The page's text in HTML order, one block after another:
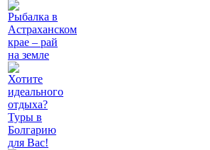
Рыбалка в
Астраханском
крае – рай
на земле
Хотите
идеального
отдыха?
Туры в
Болгарию
для Вас!